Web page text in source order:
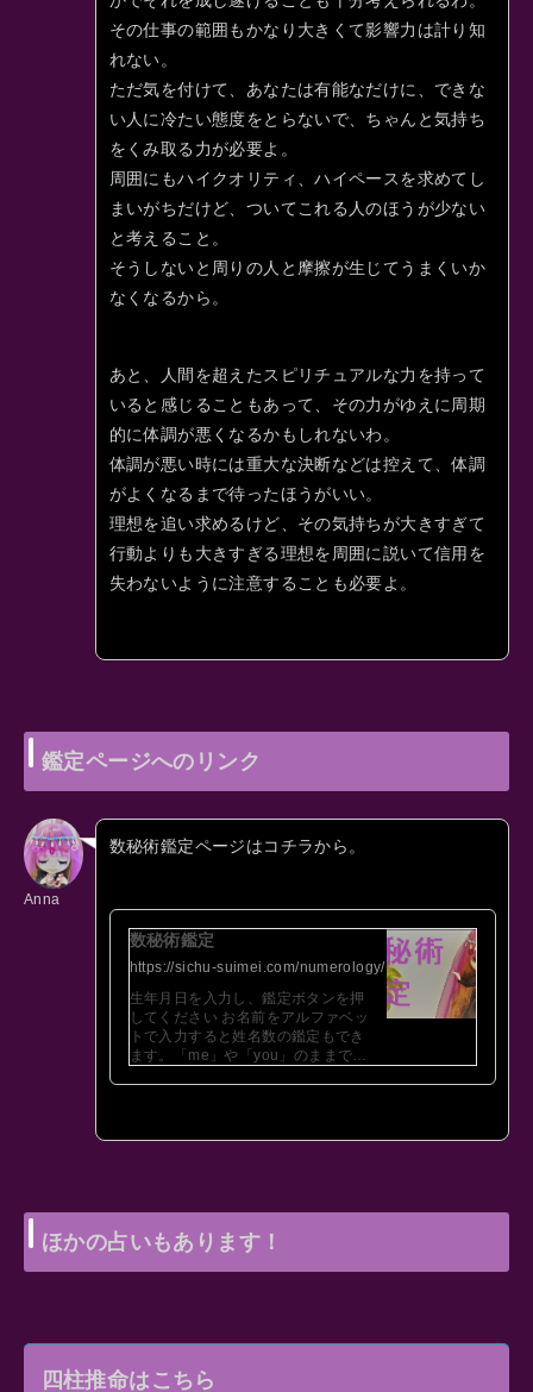
その仕事の範囲もかなり大きくて影響力は計り知
れない。
ただ気を付けて、あなたは有能なだけに、できな
い人に冷たい態度をとらないで、ちゃんと気持ち
をくみ取る力が必要よ。
周囲にもハイクオリティ、ハイペースを求めてし
まいがちだけど、ついてこれる人のほうが少ない
と考えること。
そうしないと周りの人と摩擦が生じてうまくいか
なくなるから。
あと、人間を超えたスピリチュアルな力を持って
いると感じることもあって、その力がゆえに周期
的に体調が悪くなるかもしれないわ。
体調が悪い時には重大な決断などは控えて、体調
がよくなるまで待ったほうがいい。
理想を追い求めるけど、その気持ちが大きすぎて
行動よりも大きすぎる理想を周囲に説いて信用を
失わないように注意することも必要よ。
鑑定ページへのリンク
Anna
数秘術鑑定ページはコチラから。
数秘術鑑定
https://sichu-suimei.com/numerology/
生年月日を入力し、鑑定ボタンを押
してください お名前をアルファベッ
トで入力すると姓名数の鑑定もでき
ます。「me」や「you」のままでも
ほかの占いもあります！
四柱推命はこちら